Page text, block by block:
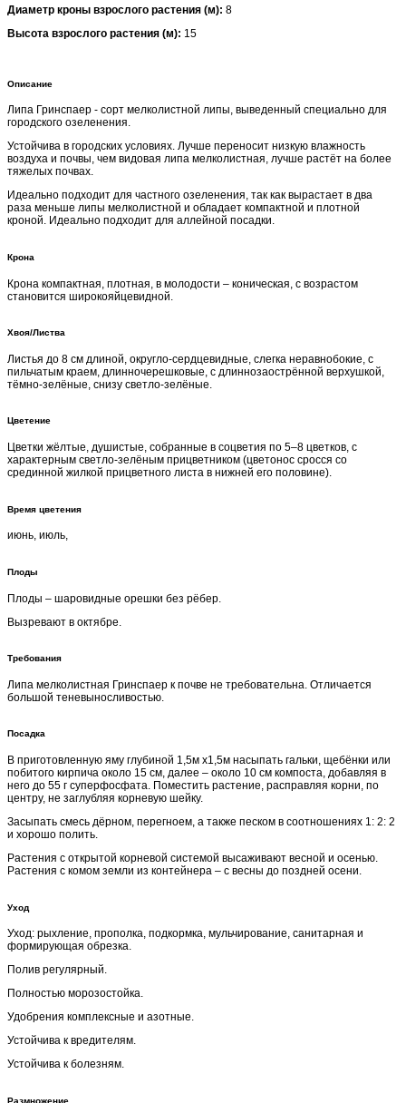
Диаметр кроны взрослого растения (м): 8
Высота взрослого растения (м): 15
Описание
Липа Гринспаер - сорт мелколистной липы, выведенный специально для
городского озеленения.
Устойчива в городских условиях. Лучше переносит низкую влажность
воздуха и почвы, чем видовая липа мелколистная, лучше растёт на более
тяжелых почвах.
Идеально подходит для частного озеленения, так как вырастает в два
раза меньше липы мелколистной и обладает компактной и плотной
кроной. Идеально подходит для аллейной посадки.
Крона
Крона компактная, плотная, в молодости – коническая, с возрастом
становится широкояйцевидной.
Хвоя/Листва
Листья до 8 см длиной, округло-сердцевидные, слегка неравнобокие, с
пильчатым краем, длинночерешковые, с длиннозаострённой верхушкой,
тёмно-зелёные, снизу светло-зелёные.
Цветение
Цветки жёлтые, душистые, собранные в соцветия по 5–8 цветков, с
характерным светло-зелёным прицветником (цветонос сросся со
срединной жилкой прицветного листа в нижней его половине).
Время цветения
июнь, июль,
Плоды
Плоды – шаровидные орешки без рёбер.
Вызревают в октябре.
Требования
Липа мелколистная Гринспаер к почве не требовательна. Отличается
большой теневыносливостью.
Посадка
В приготовленную яму глубиной 1,5м х1,5м насыпать гальки, щебёнки или
побитого кирпича около 15 см, далее – около 10 см компоста, добавляя в
него до 55 г суперфосфата. Поместить растение, расправляя корни, по
центру, не заглубляя корневую шейку.
Засыпать смесь дёрном, перегноем, а также песком в соотношениях 1: 2: 2
и хорошо полить.
Растения с открытой корневой системой высаживают весной и осенью.
Растения с комом земли из контейнера – с весны до поздней осени.
Уход
Уход: рыхление, прополка, подкормка, мульчирование, санитарная и
формирующая обрезка.
Полив регулярный.
Полностью морозостойка.
Удобрения комплексные и азотные.
Устойчива к вредителям.
Устойчива к болезням.
Размножение